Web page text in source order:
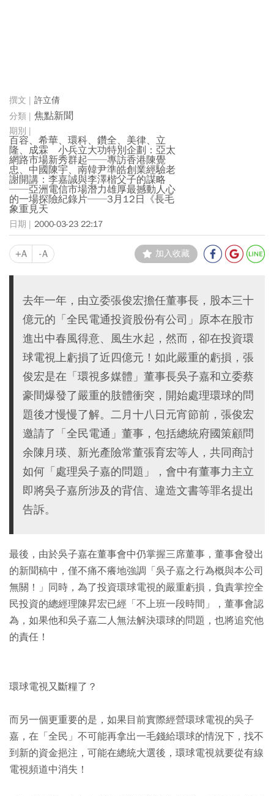
許立倩
焦點新聞
百容、希華、環科、鑽全、美律、立
隆、成霖 小兵立大功特別企劃：亞太
網路市場新秀群起──專訪香港陳覺
忠、中國陳宇、南韓尹準皓創業經驗老
謝開講：李嘉誠與李澤楷父子的謀略
──亞洲電信市場潛力雄厚最撼動人心
的一場探險紀錄片──3月12日《長毛
象重見天
2000-03-23 22:17
+A -A 加入收藏
去年一年，由立委張俊宏擔任董事長，股本三十
億元的「全民電通投資股份有公司」原本在股市
進出中春風得意、風生水起，然而，卻在投資環
球電視上虧損了近四億元！如此嚴重的虧損，張
俊宏是在「環視多媒體」董事長吳子嘉和立委蔡
豪間爆發了嚴重的肢體衝突，開始處理環球的問
題後才慢慢了解。二月十八日元宵節前，張俊宏
邀請了「全民電通」董事，包括總統府國策顧問
余陳月瑛、新光產險常董張育宏等人，共同商討
如何「處理吳子嘉的問題」，會中有董事力主立
即將吳子嘉所涉及的背信、違造文書等罪名提出
告訴。
最後，由於吳子嘉在董事會中仍掌握三席董事，董事會發出
的新聞稿中，僅不痛不癢地強調「吳子嘉之行為概與本公司
無關！」同時，為了投資環球電視的嚴重虧損，負責掌控全
民投資的總經理陳昇宏已經「不上班一段時間」，董事會認
為，如果他和吳子嘉二人無法解決環球的問題，也將追究他
的責任！
環球電視又斷糧了？
而另一個更重要的是，如果目前實際經營環球電視的吳子
嘉，在「全民」不可能再拿出一毛錢給環球的情況下，找不
到新的資金挹注，可能在總統大選後，環球電視就要從有線
電視頻道中消失！